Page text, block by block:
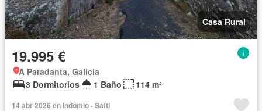
Casa Rural
19.995 €
A Paradanta, Galicia
3 Dormitorios
1 Baño 114 m²
14 abr 2026 en Indomio - Safti